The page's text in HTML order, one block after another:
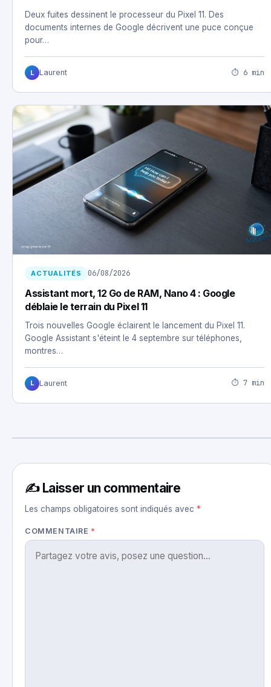
Deux fuites dessinent le processeur du Pixel 11. Des
documents internes de Google décrivent une puce conçue
pour…
L Laurent ⏱ 6 min
ACTUALITÉS 06/08/2026
Assistant mort, 12 Go de RAM, Nano 4 : Google
déblaie le terrain du Pixel 11
Trois nouvelles Google éclairent le lancement du Pixel 11.
Google Assistant s'éteint le 4 septembre sur téléphones,
montres…
L Laurent ⏱ 7 min
✍️ Laisser un commentaire
Les champs obligatoires sont indiqués avec *
COMMENTAIRE *